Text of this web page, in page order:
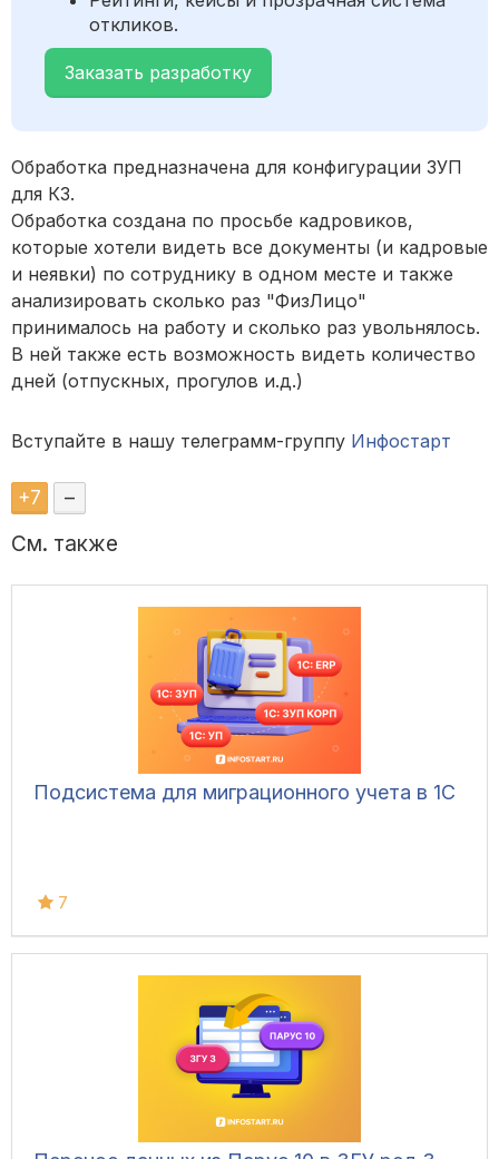
откликов.
Заказать разработку
Обработка предназначена для конфигурации ЗУП
для КЗ.
Обработка создана по просьбе кадровиков,
которые хотели видеть все документы (и кадровые
и неявки) по сотруднику в одном месте и также
анализировать сколько раз "ФизЛицо"
принималось на работу и сколько раз увольнялось.
В ней также есть возможность видеть количество
дней (отпускных, прогулов и.д.)
Вступайте в нашу телеграмм-группу Инфостарт
+7 –
См. также
Подсистема для миграционного учета в 1С
7